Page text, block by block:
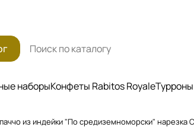
наборыКонфеты Rabitos Royale
из индейки "По средиземноморски" нарезка